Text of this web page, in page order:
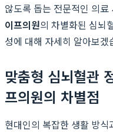
않도록 돕는 전문적인 의
이프의원의 차별화된 심뇌
성에 대해 자세히 알아보겠
맞춤형 심뇌혈관
프의원의 차별점
현대인의 복잡한 생활 방